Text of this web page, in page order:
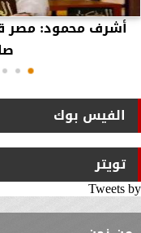
أشرف محمود: مصر
الفيس بوك
تويتر
Tweets by